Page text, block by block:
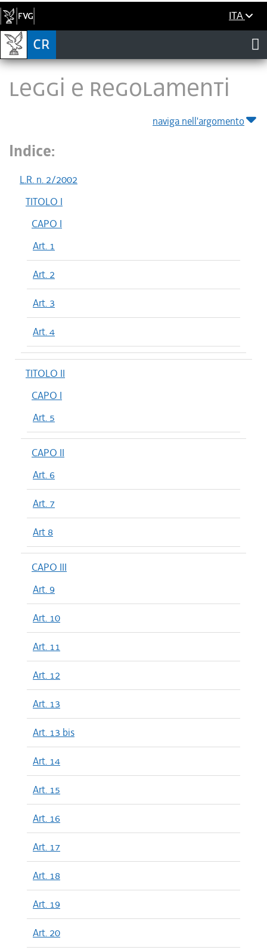
ITA
LEGGI E REGOLAMENTI
naviga nell'argomento
Indice:
L.R. n. 2/2002
TITOLO I
CAPO I
Art. 1
Art. 2
Art. 3
Art. 4
TITOLO II
CAPO I
Art. 5
CAPO II
Art. 6
Art. 7
Art 8
CAPO III
Art. 9
Art. 10
Art. 11
Art. 12
Art. 13
Art. 13 bis
Art. 14
Art. 15
Art. 16
Art. 17
Art. 18
Art. 19
Art. 20